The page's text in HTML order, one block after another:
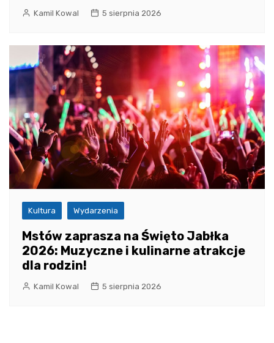
Kamil Kowal 5 sierpnia 2026
Kultura Wydarzenia
Mstów zaprasza na Święto Jabłka
2026: Muzyczne i kulinarne atrakcje
dla rodzin!
Kamil Kowal 5 sierpnia 2026